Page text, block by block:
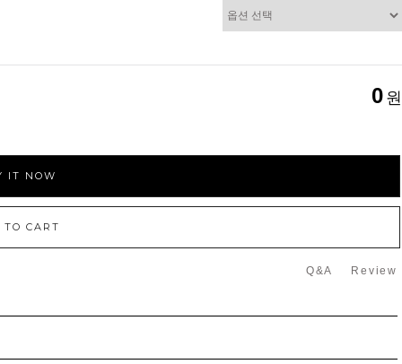
0 원
IT NOW
TO CART
Q&A Review